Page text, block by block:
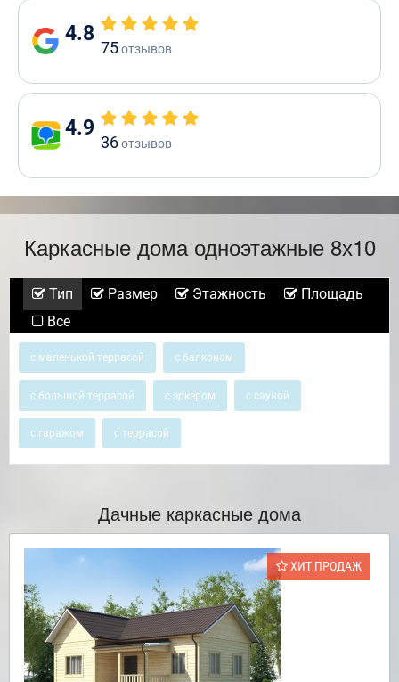
4.8
75отзывов
4.9
36отзывов
Каркасные дома одноэтажные 8х10
Тип Размер Этажность
Площадь
Все
с маленькой террасой с балконом
с большой террасой с эркером с сауной
с гаражом с террасой
Дачные каркасные дома
ХИТ ПРОДАЖ